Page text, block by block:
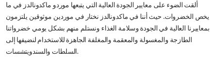
ألقت الضوء على معايير الجودة العالية التي يتبعها موردو ماكدونالدز في ما
يخص الخضروات. حيث أننا في ماكدونالدز نختار في موردين موثوقين يلتزمون
بمعاييرنا العالية في الجودة وسلامة الغذاء ونستلم منهم بشكل يومي خضرواتنا
الطازجة والمغسولة والمعقمة والمغلفة الجاهزة للاستخدام لنضيفها إلى
السلطات والسندويتشسات.